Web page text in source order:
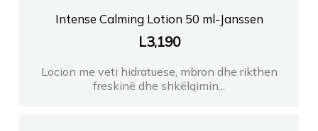
Intense Calming Lotion 50 ml-Janssen
L3,190
Locion me veti hidratuese, mbron dhe rikthen
freskinë dhe shkëlqimin...